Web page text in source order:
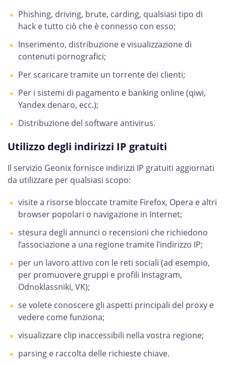
Phishing, driving, brute, carding, qualsiasi tipo di
hack e tutto ciò che è connesso con esso;
Inserimento, distribuzione e visualizzazione di
contenuti pornografici;
Per scaricare tramite un torrente dei clienti;
Per i sistemi di pagamento e banking online (qiwi,
Yandex denaro, ecc.);
Distribuzione del software antivirus.
Utilizzo degli indirizzi IP gratuiti
Il servizio Geonix fornisce indirizzi IP gratuiti aggiornati
da utilizzare per qualsiasi scopo:
visite a risorse bloccate tramite Firefox, Opera e altri
browser popolari o navigazione in Internet;
stesura degli annunci o recensioni che richiedono
l’associazione a una regione tramite l’indirizzo IP;
per un lavoro attivo con le reti sociali (ad esempio,
per promuovere gruppi e profili Instagram,
Odnoklassniki, VK);
se volete conoscere gli aspetti principali del proxy e
vedere come funziona;
visualizzare clip inaccessibili nella vostra regione;
parsing e raccolta delle richieste chiave.